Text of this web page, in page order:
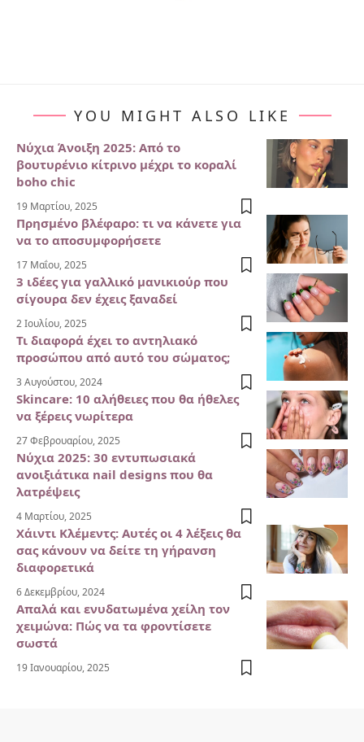
YOU MIGHT ALSO LIKE
Νύχια Άνοιξη 2025: Από το
βουτυρένιο κίτρινο μέχρι το κοραλί
boho chic
19 Μαρτίου, 2025
Πρησμένο βλέφαρο: τι να κάνετε για
να το αποσυμφορήσετε
17 Μαΐου, 2025
3 ιδέες για γαλλικό μανικιούρ που
σίγουρα δεν έχεις ξαναδεί
2 Ιουλίου, 2025
Τι διαφορά έχει το αντηλιακό
προσώπου από αυτό του σώματος;
3 Αυγούστου, 2024
Skincare: 10 αλήθειες που θα ήθελες
να ξέρεις νωρίτερα
27 Φεβρουαρίου, 2025
Νύχια 2025: 30 εντυπωσιακά
ανοιξιάτικα nail designs που θα
λατρέψεις
4 Μαρτίου, 2025
Χάιντι Κλέμεντς: Αυτές οι 4 λέξεις θα
σας κάνουν να δείτε τη γήρανση
διαφορετικά
6 Δεκεμβρίου, 2024
Απαλά και ενυδατωμένα χείλη τον
χειμώνα: Πώς να τα φροντίσετε
σωστά
19 Ιανουαρίου, 2025